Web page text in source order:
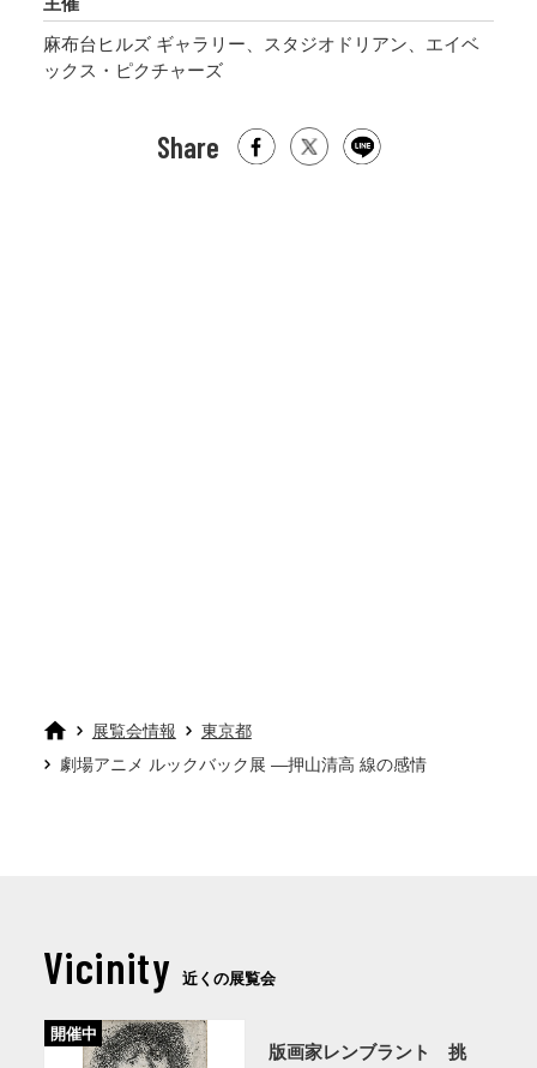
麻布台ヒルズ ギャラリー、スタジオドリアン、エイベ
ックス・ピクチャーズ
Share
展覧会情報
東京都
劇場アニメ ルックバック展 ―押山清高 線の感情
Vicinity 近くの展覧会
開催中
版画家レンブラント 挑